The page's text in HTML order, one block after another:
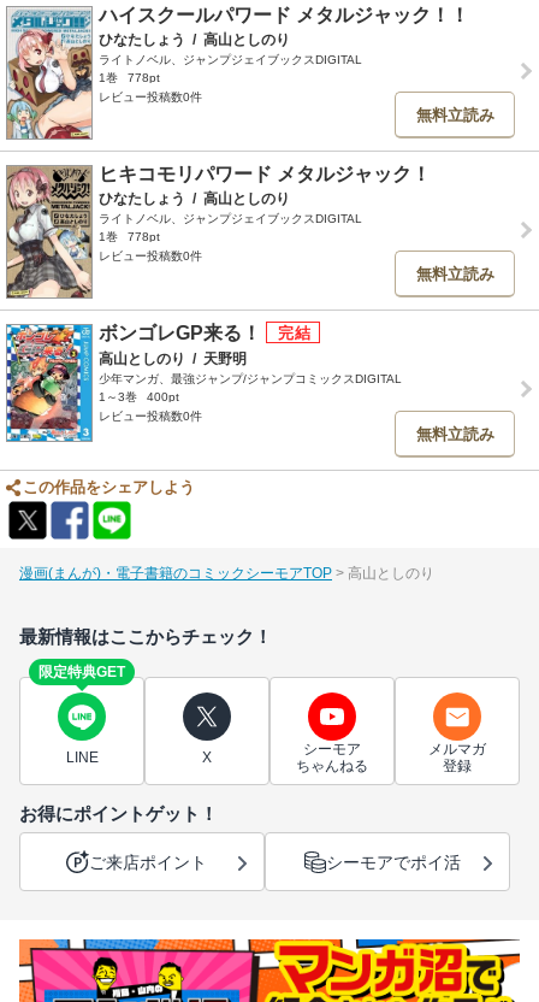
ハイスクールパワード メタルジャック！！
ひなたしょう / 高山としのり
ライトノベル、ジャンプジェイブックスDIGITAL
1巻
778pt
レビュー投稿数0件
無料立読み
ヒキコモリパワード メタルジャック！
ひなたしょう / 高山としのり
ライトノベル、ジャンプジェイブックスDIGITAL
1巻
778pt
レビュー投稿数0件
無料立読み
ボンゴレGP来る！
高山としのり / 天野明
少年マンガ、最強ジャンプ/ジャンプコミックスDIGITAL
1～3巻
400pt
レビュー投稿数0件
無料立読み
この作品をシェアしよう
漫画(まんが)・電子書籍のコミックシーモアTOP 高山としのり
最新情報はここからチェック！
限定特典GET
LINE X
シーモア
ちゃんねる
メルマガ
登録
お得にポイントゲット！
ご来店ポイント シーモアでポイ活